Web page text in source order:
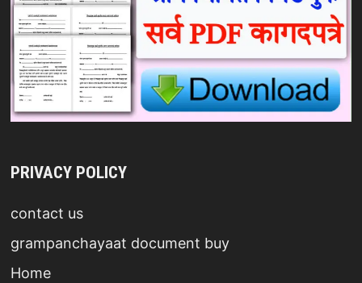
PRIVACY POLICY
contact us
grampanchayaat document buy
Home